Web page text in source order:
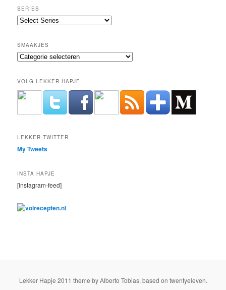
SERIES
SMAAKJES
Smaakjes
VOLG LEKKER HAPJE
LEKKER TWITTER
My Tweets
INSTA HAPJE
[instagram-feed]
Lekker Hapje 2011 theme by Alberto Tobias, based on twentyeleven.